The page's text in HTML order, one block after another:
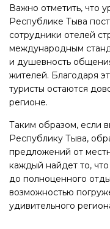
Важно отметить, что
Республике Тыва
сотрудники отелей
международным
и душевность
жителей. Благодаря
туристы остаются
регионе.
Таким образом, если
Республику Тыва,
предложений от
каждый найдет то,
до полноценного
возможностью
удивительного